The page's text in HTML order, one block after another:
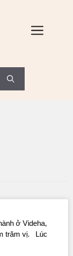
ở Videha,
trăm vị. Lúc